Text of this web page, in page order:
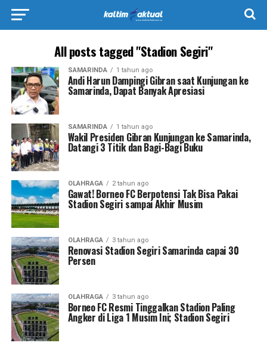
All posts tagged "Stadion Segiri"
SAMARINDA 1 tahun ago
Andi Harun Dampingi Gibran saat Kunjungan ke
Samarinda, Dapat Banyak Apresiasi
SAMARINDA 1 tahun ago
Wakil Presiden Gibran Kunjungan ke Samarinda,
Datangi 3 Titik dan Bagi-Bagi Buku
OLAHRAGA 2 tahun ago
Gawat! Borneo FC Berpotensi Tak Bisa Pakai
Stadion Segiri sampai Akhir Musim
OLAHRAGA 3 tahun ago
Renovasi Stadion Segiri Samarinda capai 30
Persen
OLAHRAGA 3 tahun ago
Borneo FC Resmi Tinggalkan Stadion Paling
Angker di Liga 1 Musim Ini; Stadion Segiri